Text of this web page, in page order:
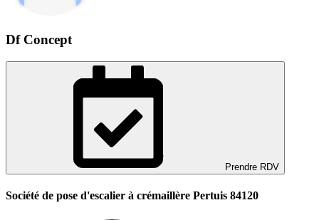
Df Concept
Prendre RDV
Société de pose d'escalier à crémaillère Pertuis 84120